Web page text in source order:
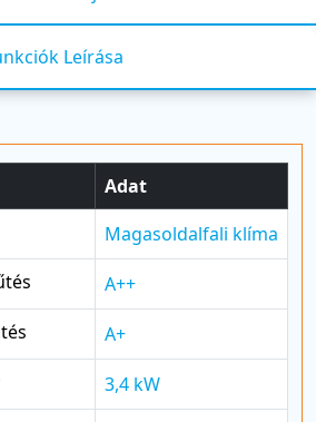
Leírása
Adat
Magasoldalfali klíma
A++
A+
3,4 kW